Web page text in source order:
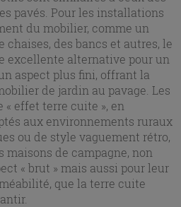
pavés. Pour les installations
du mobilier, comme un
chaises, des bancs et autres, le
excellente alternative pour un
aspect plus fini, offrant la
de jardin au pavage. Les
« effet terre cuite », en
aux environnements ruraux
ou de style vaguement rétro,
maisons de campagne, non
« brut » mais aussi pour leur
que la terre cuite